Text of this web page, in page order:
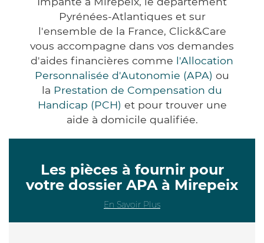
Pyrénées-Atlantiques et sur
l'ensemble de la France, Click&Care
vous accompagne dans vos demandes
d'aides financières comme l'Allocation
Personnalisée d'Autonomie (APA) ou
la Prestation de Compensation du
Handicap (PCH) et pour trouver une
aide à domicile qualifiée.
Les pièces à fournir pour
votre dossier APA à Mirepeix
En Savoir Plus